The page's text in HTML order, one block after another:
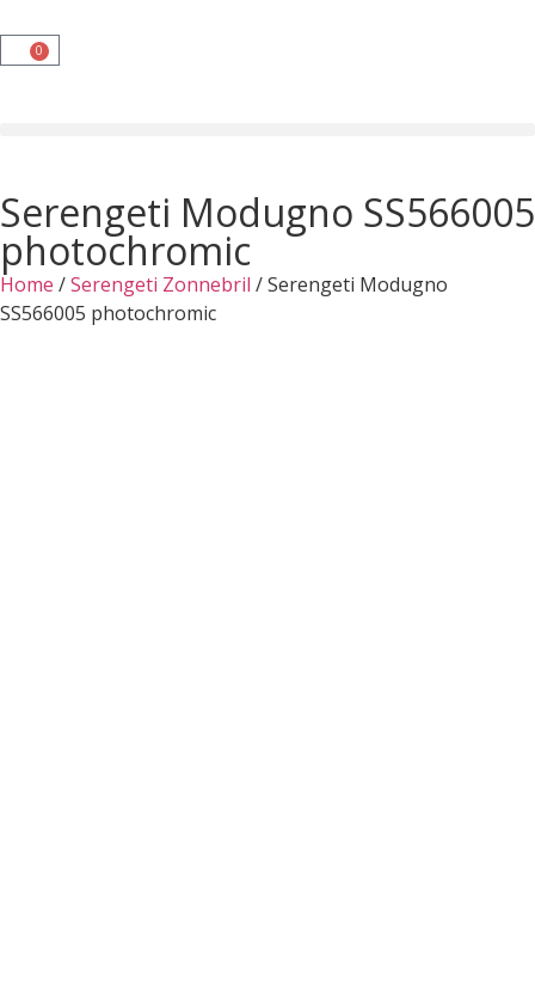
0
Serengeti Modugno SS566005
photochromic
Home /Serengeti Zonnebril / Serengeti Modugno
SS566005 photochromic